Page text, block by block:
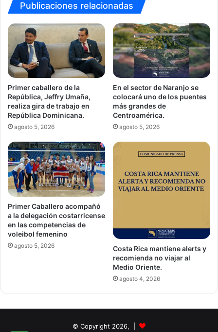
Publicaciones relacionadas
Primer caballero de la
República, Jeffry Umaña,
realiza gira de trabajo en
República Dominicana.
agosto 5, 2026
En el sector de Naranjo se
colocará uno de los puentes
más grandes de
Centroamérica.
agosto 5, 2026
Primer Caballero acompañó
a la delegación costarricense
en las competencias de
voleibol femenino
agosto 5, 2026
Costa Rica mantiene alerts y
recomienda no viajar al
Medio Oriente.
agosto 4, 2026
© Copyright 2026, |